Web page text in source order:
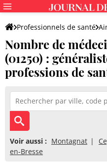
Professionnels de santé
Nombre de
(01250) :
professions de
Voir aussi : Montagnat
en-Bresse